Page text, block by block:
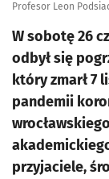
Profesor Leon
W sobotę 26
odbył się
który zmarł 7
pandemii
przyjaciele,